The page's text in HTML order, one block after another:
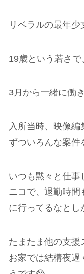
リベラルの最年少
19歳という若さ
3月から一緒に働
入所当時、映像編
ずついろんな案件
いつも黙々と仕事
ニコで、退勤時間
に行ってるなとし
たまたま他の支援
お家では結構夜遅